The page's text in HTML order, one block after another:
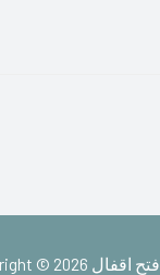
Copyright © 2026 فتح اقفال